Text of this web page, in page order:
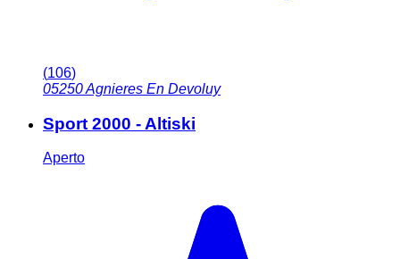
(106)
05250Agnieres En Devoluy
Sport 2000 - Altiski
Aperto